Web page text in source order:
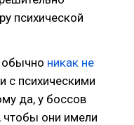
психической
обычно никак не
с психическими
да, у боссов
чтобы они имели